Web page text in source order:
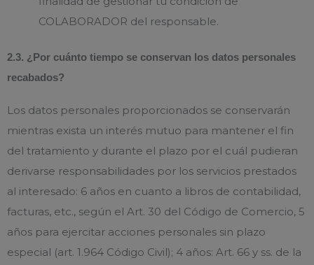
COLABORADOR del responsable.
2.3. ¿Por cuánto tiempo se conservan los datos personales
recabados?
Los datos personales proporcionados se conservarán
mientras exista un interés mutuo para mantener el fin
del tratamiento y durante el plazo por el cuál pudieran
derivarse responsabilidades por los servicios prestados
al interesado: 6 años en cuanto a libros de contabilidad,
facturas, etc., según el Art. 30 del Código de Comercio, 5
años para ejercitar acciones personales sin plazo
especial (art. 1.964 Código Civil); 4 años: Art. 66 y ss. de la